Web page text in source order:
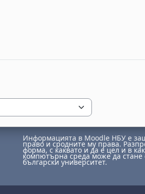
Информацията в Moodle НБУ е
право и сродните му права.
форма, с каквато и да е цел и в
компютърна среда може да стане
български университет.